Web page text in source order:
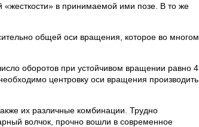
в принимаемой ими позе. В то же
общей оси вращения, которое во многом
оборотов при устойчивом вращении равно 4
центровку оси вращения производить
их различные комбинации. Трудно
волчок, прочно вошли в современное